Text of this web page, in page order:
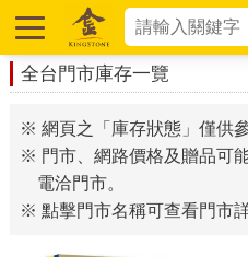
全台門市庫存一覽
※ 網頁之「庫存狀態」僅供
※ 門市、網路價格及贈品可
電洽門市。
※ 點擊門市名稱可查看門市詳